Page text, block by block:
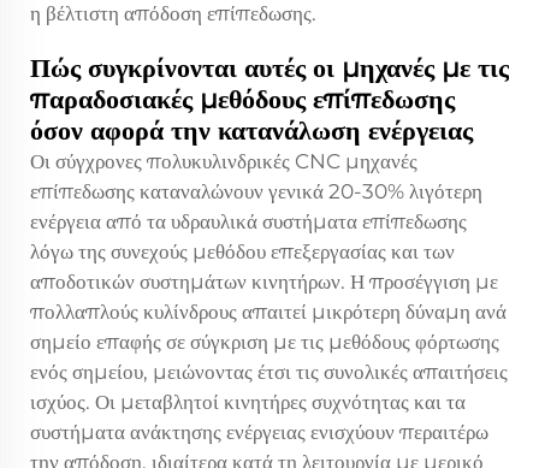
η βέλτιστη απόδοση επίπεδωσης.
Πώς συγκρίνονται αυτές οι μηχανές με τις
παραδοσιακές μεθόδους επίπεδωσης
όσον αφορά την κατανάλωση ενέργειας
Οι σύγχρονες πολυκυλινδρικές CNC μηχανές
επίπεδωσης καταναλώνουν γενικά 20-30% λιγότερη
ενέργεια από τα υδραυλικά συστήματα επίπεδωσης
λόγω της συνεχούς μεθόδου επεξεργασίας και των
αποδοτικών συστημάτων κινητήρων. Η προσέγγιση με
πολλαπλούς κυλίνδρους απαιτεί μικρότερη δύναμη ανά
σημείο επαφής σε σύγκριση με τις μεθόδους φόρτωσης
ενός σημείου, μειώνοντας έτσι τις συνολικές απαιτήσεις
ισχύος. Οι μεταβλητοί κινητήρες συχνότητας και τα
συστήματα ανάκτησης ενέργειας ενισχύουν περαιτέρω
την απόδοση, ιδιαίτερα κατά τη λειτουργία με μερικό